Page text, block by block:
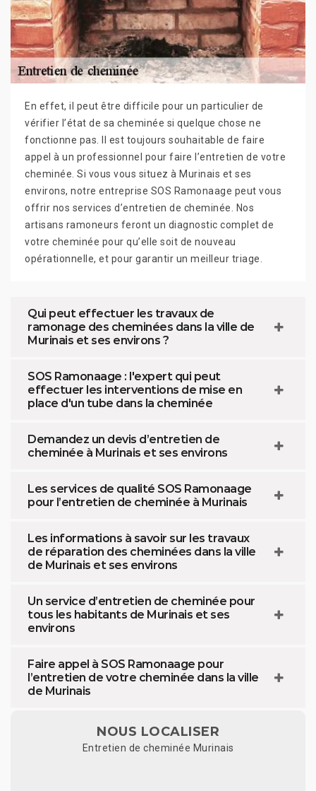
En effet, il peut être difficile pour un particulier de
vérifier l’état de sa cheminée si quelque chose ne
fonctionne pas. Il est toujours souhaitable de faire
appel à un professionnel pour faire l’entretien de votre
cheminée. Si vous vous situez à Murinais et ses
environs, notre entreprise SOS Ramonaage peut vous
offrir nos services d’entretien de cheminée. Nos
artisans ramoneurs feront un diagnostic complet de
votre cheminée pour qu’elle soit de nouveau
opérationnelle, et pour garantir un meilleur triage.
Qui peut effectuer les travaux de
ramonage des cheminées dans la ville de
Murinais et ses environs ?
SOS Ramonaage : l'expert qui peut
effectuer les interventions de mise en
place d'un tube dans la cheminée
Demandez un devis d’entretien de
cheminée à Murinais et ses environs
Les services de qualité SOS Ramonaage
pour l’entretien de cheminée à Murinais
Les informations à savoir sur les travaux
de réparation des cheminées dans la ville
de Murinais et ses environs
Un service d’entretien de cheminée pour
tous les habitants de Murinais et ses
environs
Faire appel à SOS Ramonaage pour
l’entretien de votre cheminée dans la ville
de Murinais
NOUS LOCALISER
Entretien de cheminée Murinais